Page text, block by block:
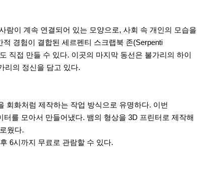
람이 계속 연결되어 있는 모양으로, 사회 속 개인의 모습을
경험이 결합된 세르펜티 스크랩북 존(Serpenti
직접 만들 수 있다. 이곳의 마지막 동선은 불가리의 하이
리의 정신을 담고 있다.
회화처럼 제작하는 작업 방식으로 유명하다. 이번
를 모아서 만들어냈다. 뱀의 형상을 3D 프린터로 제작해
웠다.
6시까지 무료로 관람할 수 있다.